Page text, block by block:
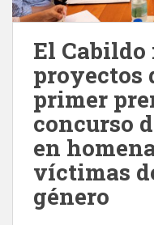
El Cabildo
proyectos
primer
concurso
en
víctimas
género